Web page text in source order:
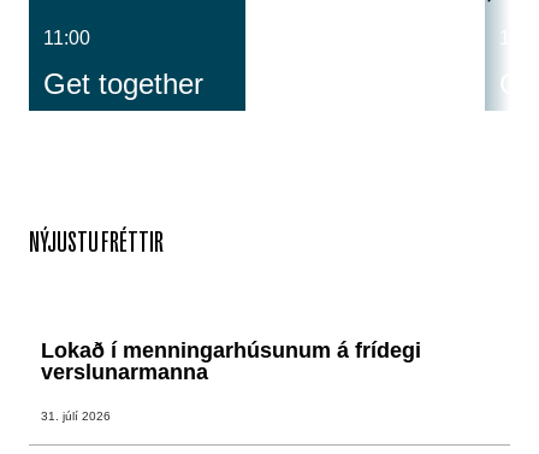
11:00
Get together
NÝJUSTU FRÉTTIR
Lokað í menningarhúsunum á frídegi
verslunarmanna
31. júlí 2026